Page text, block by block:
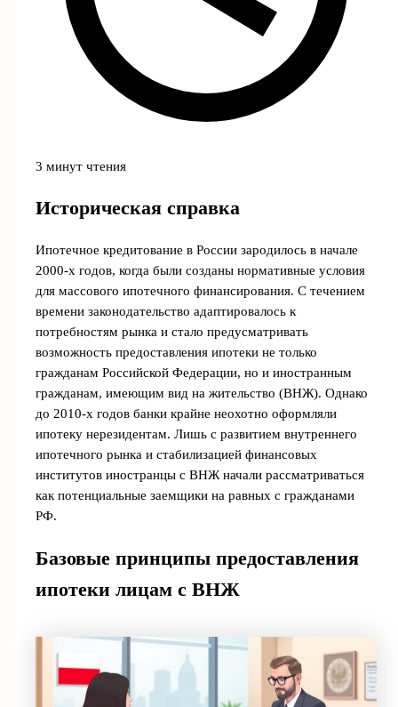
3 минут чтения
Историческая справка
Ипотечное кредитование в России зародилось в начале
2000-х годов, когда были созданы нормативные условия
для массового ипотечного финансирования. С течением
времени законодательство адаптировалось к
потребностям рынка и стало предусматривать
возможность предоставления ипотеки не только
гражданам Российской Федерации, но и иностранным
гражданам, имеющим вид на жительство (ВНЖ). Однако
до 2010-х годов банки крайне неохотно оформляли
ипотеку нерезидентам. Лишь с развитием внутреннего
ипотечного рынка и стабилизацией финансовых
институтов иностранцы с ВНЖ начали рассматриваться
как потенциальные заемщики на равных с гражданами
РФ.
Базовые принципы предоставления
ипотеки лицам с ВНЖ